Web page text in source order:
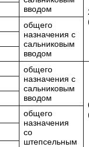
вводом
общего
назначения с
сальниковым
вводом
общего
назначения с
сальниковым
вводом
общего
назначения
со
штепсельным